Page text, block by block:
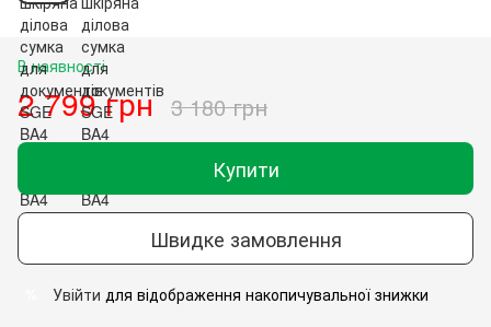
В наявності
2 799 грн 3 180 грн
Купити
Швидке замовлення
Увійти для відображення накопичувальної знижки